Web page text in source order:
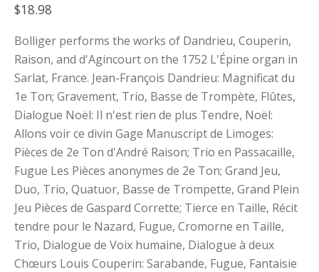
$18.98
Bolliger performs the works of Dandrieu, Couperin,
Raison, and d'Agincourt on the 1752 L'Épine organ in
Sarlat, France. Jean-François Dandrieu: Magnificat du
1e Ton; Gravement, Trio, Basse de Trompète, Flûtes,
Dialogue Noël: Il n'est rien de plus Tendre, Noël:
Allons voir ce divin Gage Manuscript de Limoges:
Pièces de 2e Ton d'André Raison; Trio en Passacaille,
Fugue Les Pièces anonymes de 2e Ton; Grand Jeu,
Duo, Trio, Quatuor, Basse de Trompette, Grand Plein
Jeu Pièces de Gaspard Corrette; Tierce en Taille, Récit
tendre pour le Nazard, Fugue, Cromorne en Taille,
Trio, Dialogue de Voix humaine, Dialogue à deux
Chœurs Louis Couperin: Sarabande, Fugue, Fantaisie